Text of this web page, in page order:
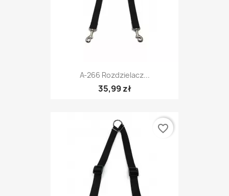
A-266 Rozdzielacz...
35,99 zł
favorite_border